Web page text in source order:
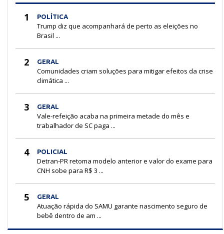
1 POLÍTICA
Trump diz que acompanhará de perto as eleições no
Brasil ...
2 GERAL
Comunidades criam soluções para mitigar efeitos da crise
climática ...
3 GERAL
Vale-refeição acaba na primeira metade do mês e
trabalhador de SC paga ...
4 POLICIAL
Detran-PR retoma modelo anterior e valor do exame para
CNH sobe para R$ 3 ...
5 GERAL
Atuação rápida do SAMU garante nascimento seguro de
bebê dentro de am ...